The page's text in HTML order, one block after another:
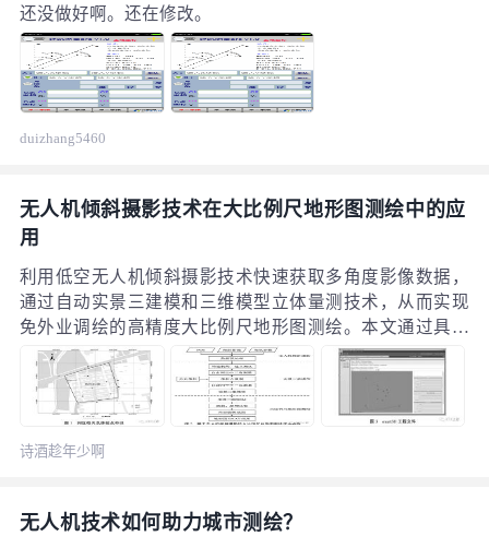
还没做好啊。还在修改。
duizhang5460
无人机倾斜摄影技术在大比例尺地形图测绘中的应
用
利用低空无人机倾斜摄影技术快速获取多角度影像数据，
通过自动实景三建模和三维模型立体量测技术，从而实现
免外业调绘的高精度大比例尺地形图测绘。本文通过具体
生产实验，详细介绍基于无人机倾斜摄影测量技术的大比
例尺地形图作业流程，并通过精度分析，验证了此方法的
可行性。
诗酒趁年少啊
无人机技术如何助力城市测绘？